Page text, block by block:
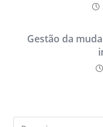
Gestão da